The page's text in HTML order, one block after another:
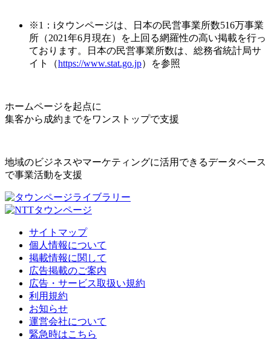
※1：iタウンページは、日本の民営事業所数516万事業
所（2021年6月現在）を上回る網羅性の高い掲載を行っ
ております。日本の民営事業所数は、総務省統計局サ
イト（https://www.stat.go.jp）を参照
ホームページを起点に
集客から成約までをワンストップで支援
地域のビジネスやマーケティングに活用できるデータベース
で事業活動を支援
サイトマップ
個人情報について
掲載情報に関して
広告掲載のご案内
広告・サービス取扱い規約
利用規約
お知らせ
運営会社について
緊急時はこちら